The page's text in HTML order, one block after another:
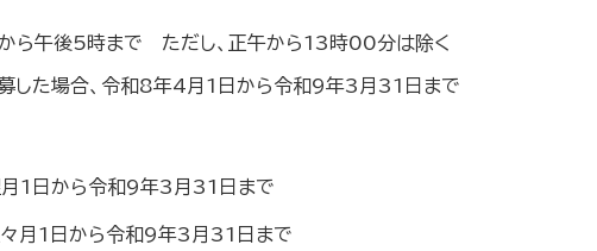
午後5時まで ただし、正午から13時00分は除く
した場合、令和8年4月1日から令和9年3月31日まで
から令和9年3月31日まで
1日から令和9年3月31日まで